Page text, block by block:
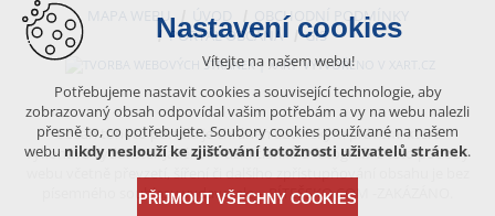
MAPA WEBU
ÚVOD
OBCHODNÍ PODMÍNKY
PORTÁL OBČANA
GIS
VYTVOŘENO V XART.CZ
Obsah tohoto portálu je chráněn autorským právem, které
vykonává vydavatel. Jakékoliv užití článků a fotografií z této podoby
písemného souhlasu vydavatele – BÍTEŠSKO.COM -ZAKÁZÁNO.
Nastavení cookies
Vítejte na našem webu!
Potřebujeme nastavit cookies a související technologie, aby
zobrazovaný obsah odpovídal vašim potřebám a vy na webu nalezli
přesně to, co potřebujete. Soubory cookies používané na našem
webu nikdy neslouží ke zjišťování totožnosti uživatelů stránek.
PŘIJMOUT VŠECHNY COOKIES